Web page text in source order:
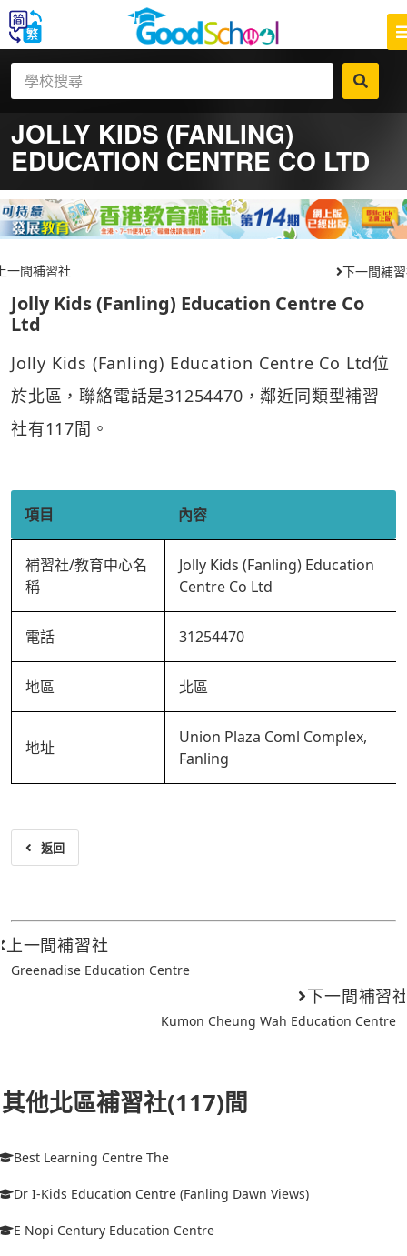
JOLLY KIDS (FANLING)
EDUCATION CENTRE CO LTD
一間補習社 下一間補
Jolly Kids (Fanling) Education Centre Co
Ltd
Jolly Kids (Fanling) Education Centre Co Ltd位
於北區，聯絡電話是31254470，鄰近同類型補習
社有117間。
項目 內容
補習社/教育中心名
稱
Jolly Kids (Fanling) Education
Centre Co Ltd
電話 31254470
地區 北區
地址
Union Plaza Coml Complex,
Fanling
返回
上一間補習社
Greenadise Education Centre
下一間補習
Kumon Cheung Wah Education Centre
其他北區補習社(117)間
Best Learning Centre The
Dr I-Kids Education Centre (Fanling Dawn Views)
E Nopi Century Education Centre